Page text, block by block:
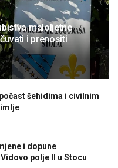
maloljetne
i prenositi
šehidima i civilnim
i dopune
polje II u Stocu